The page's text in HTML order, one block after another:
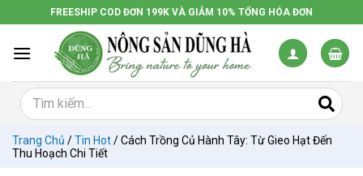
đến
dung
FREESHIP COD ĐƠN 199K VÀ GIẢM 10% TỔNG HÓA ĐƠN
Trang Chủ /Tin Hot/Cách Trồng Củ Hành Tây: Từ Gieo Hạt Đến
Thu Hoạch Chi Tiết